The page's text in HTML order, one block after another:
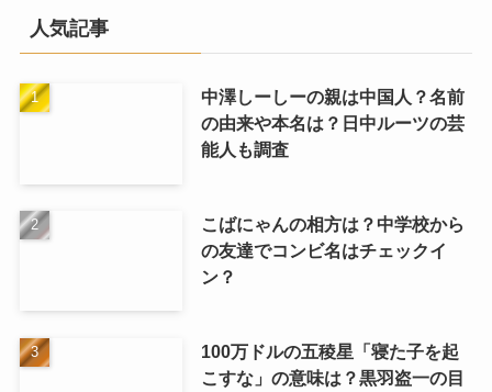
人気記事
中澤しーしーの親は中国人？名前
の由来や本名は？日中ルーツの芸
能人も調査
こばにゃんの相方は？中学校から
の友達でコンビ名はチェックイ
ン？
100万ドルの五稜星「寝た子を起
こすな」の意味は？黒羽盗一の目